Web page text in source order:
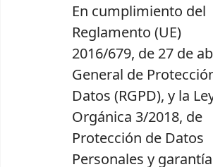
En cumplimiento del
Reglamento (UE)
2016/679, de 27 de
General de
Datos (RGPD), y la
Orgánica 3/2018, de
Protección de Datos
Personales y